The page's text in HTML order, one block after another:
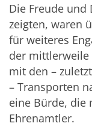
Die Freude
zeigten, waren
für weiteres
der mittlerweile
mit den –
– Transporten
eine Bürde, die
Ehrenamtler.